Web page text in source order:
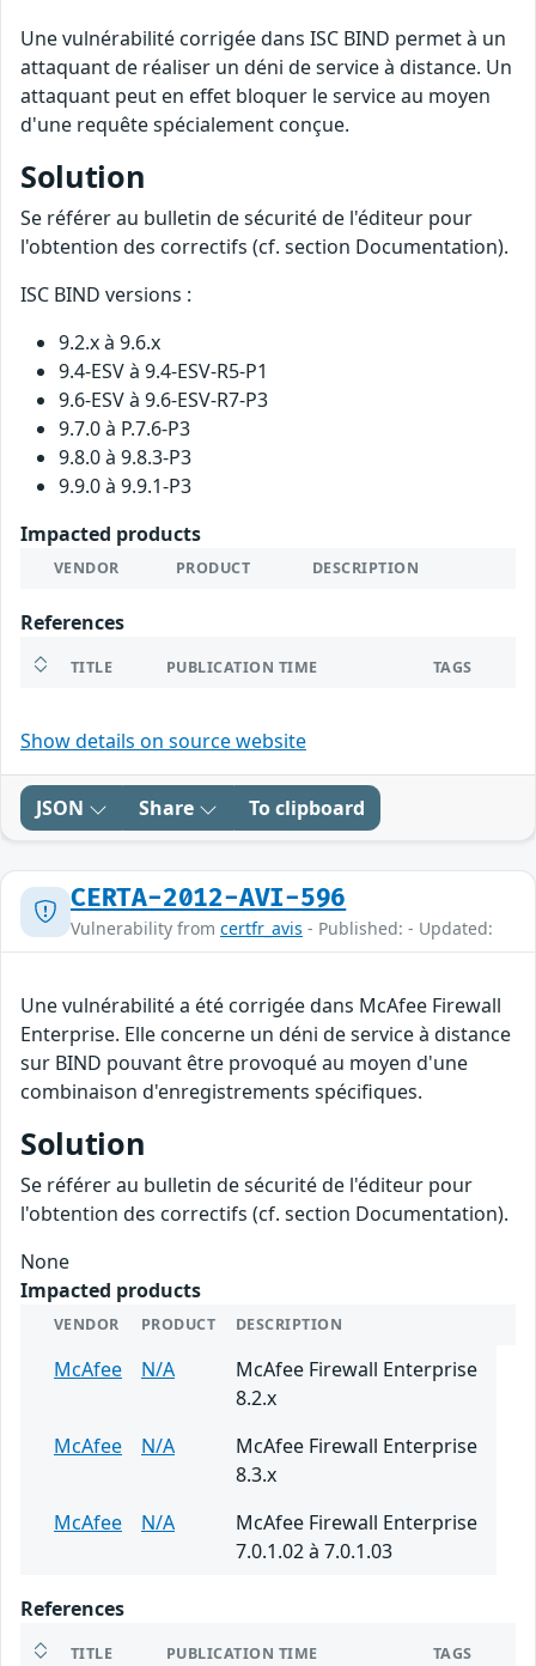
Une vulnérabilité corrigée dans ISC BIND permet à un
attaquant de réaliser un déni de service à distance. Un
attaquant peut en effet bloquer le service au moyen
d'une requête spécialement conçue.
Solution
Se référer au bulletin de sécurité de l'éditeur pour
l'obtention des correctifs (cf. section Documentation).
ISC BIND versions :
9.2.x à 9.6.x
9.4-ESV à 9.4-ESV-R5-P1
9.6-ESV à 9.6-ESV-R7-P3
9.7.0 à P.7.6-P3
9.8.0 à 9.8.3-P3
9.9.0 à 9.9.1-P3
Impacted products
VENDOR PRODUCT DESCRIPTION
References
TITLE PUBLICATION TIME TAGS
Show details on source website
JSON Share To clipboard
CERTA-2012-AVI-596
Vulnerability from certfr_avis - Published: - Updated:
Une vulnérabilité a été corrigée dans McAfee Firewall
Enterprise. Elle concerne un déni de service à distance
sur BIND pouvant être provoqué au moyen d'une
combinaison d'enregistrements spécifiques.
Solution
Se référer au bulletin de sécurité de l'éditeur pour
l'obtention des correctifs (cf. section Documentation).
None
Impacted products
VENDOR PRODUCT DESCRIPTION
McAfee N/A
McAfee Firewall Enterprise
8.2.x
McAfee
N/A
McAfee Firewall Enterprise
8.3.x
McAfee
N/A
McAfee Firewall Enterprise
7.0.1.02 à 7.0.1.03
References
TITLE PUBLICATION TIME TAGS